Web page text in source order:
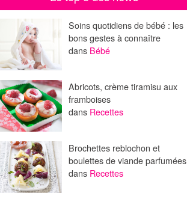
Soins quotidiens de bébé : les
bons gestes à connaître
dans Bébé
Abricots, crème tiramisu aux
framboises
dans Recettes
Brochettes reblochon et
boulettes de viande parfumées
dans Recettes